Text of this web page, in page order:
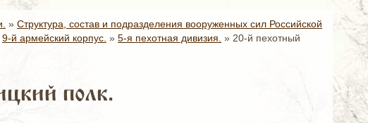
» Структура, состав и подразделения вооруженных сил Российской
9-й армейский корпус. » 5-я пехотная дивизия. » 20-й пехотный
полк.